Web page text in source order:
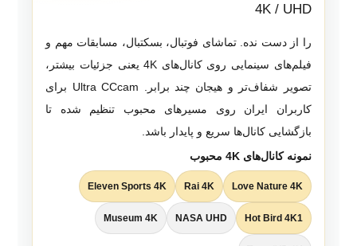
4K / UHD
را از دست نده. تماشای فوتبال، بسکتبال، مسابقات مهم و
فیلم‌های سینمایی روی کانال‌های 4K یعنی جزئیات بیشتر،
تصویر شفاف‌تر و هیجان چند برابر. Ultra CCcam برای
کاربران ایران روی مسیرهای محبوب تنظیم شده تا
بازگشایی کانال‌ها سریع و پایدار باشد.
نمونه کانال‌های 4K محبوب
Love Nature 4K
Rai 4K
Eleven Sports 4K
Hot Bird 4K1
NASA UHD
Museum 4K